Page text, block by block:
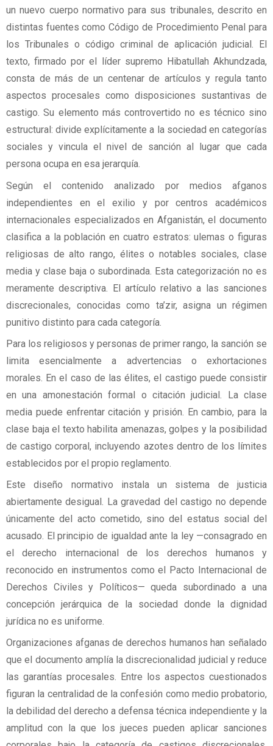
un nuevo cuerpo normativo para sus tribunales, descrito en
distintas fuentes como Código de Procedimiento Penal para
los Tribunales o código criminal de aplicación judicial. El
texto, firmado por el líder supremo Hibatullah Akhundzada,
consta de más de un centenar de artículos y regula tanto
aspectos procesales como disposiciones sustantivas de
castigo. Su elemento más controvertido no es técnico sino
estructural: divide explícitamente a la sociedad en categorías
sociales y vincula el nivel de sanción al lugar que cada
persona ocupa en esa jerarquía.
Según el contenido analizado por medios afganos
independientes en el exilio y por centros académicos
internacionales especializados en Afganistán, el documento
clasifica a la población en cuatro estratos: ulemas o figuras
religiosas de alto rango, élites o notables sociales, clase
media y clase baja o subordinada. Esta categorización no es
meramente descriptiva. El artículo relativo a las sanciones
discrecionales, conocidas como ta’zir, asigna un régimen
punitivo distinto para cada categoría.
Para los religiosos y personas de primer rango, la sanción se
limita esencialmente a advertencias o exhortaciones
morales. En el caso de las élites, el castigo puede consistir
en una amonestación formal o citación judicial. La clase
media puede enfrentar citación y prisión. En cambio, para la
clase baja el texto habilita amenazas, golpes y la posibilidad
de castigo corporal, incluyendo azotes dentro de los límites
establecidos por el propio reglamento.
Este diseño normativo instala un sistema de justicia
abiertamente desigual. La gravedad del castigo no depende
únicamente del acto cometido, sino del estatus social del
acusado. El principio de igualdad ante la ley —consagrado en
el derecho internacional de los derechos humanos y
reconocido en instrumentos como el Pacto Internacional de
Derechos Civiles y Políticos— queda subordinado a una
concepción jerárquica de la sociedad donde la dignidad
jurídica no es uniforme.
Organizaciones afganas de derechos humanos han señalado
que el documento amplía la discrecionalidad judicial y reduce
las garantías procesales. Entre los aspectos cuestionados
figuran la centralidad de la confesión como medio probatorio,
la debilidad del derecho a defensa técnica independiente y la
amplitud con la que los jueces pueden aplicar sanciones